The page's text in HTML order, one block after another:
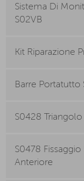
Sistema Di
S02VB
Kit Riparazione
Barre Portatutto
S0428
S0478
Anteriore